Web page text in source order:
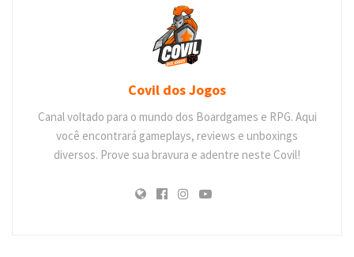
Covil dos Jogos
Canal voltado para o mundo dos Boardgames e RPG. Aqui
você encontrará gameplays, reviews e unboxings
diversos. Prove sua bravura e adentre neste Covil!